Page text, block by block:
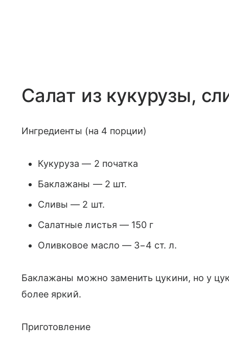
Салат из кукурузы,
Ингредиенты (на 4 порции)
Кукуруза — 2 початка
Баклажаны — 2 шт.
Сливы — 2 шт.
Салатные листья — 150 г
Оливковое масло — 3−4 ст. л.
Баклажаны можно заменить цукини, но у
более яркий.
Приготовление